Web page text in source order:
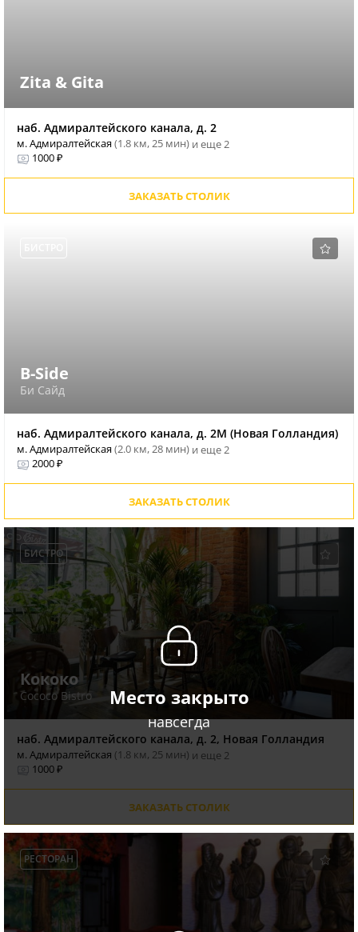
Zita & Gita
наб. Адмиралтейского канала, д. 2
м. Адмиралтейская(1.8 км, 25 мин) и еще 2
1000 ₽
ЗАКАЗАТЬ СТОЛИК
B-Side
Би Сайд
наб. Адмиралтейского канала, д. 2М (Новая Голландия)
м. Адмиралтейская(2.0 км, 28 мин) и еще 2
2000 ₽
ЗАКАЗАТЬ СТОЛИК
Место закрыто
навсегда
БИСТРО
Кококо
Cococo Bistro
наб. Адмиралтейского канала, д. 2, Новая Голландия
м. Адмиралтейская (1.8 км, 25 мин) и еще 2
1000 ₽
ЗАКАЗАТЬ СТОЛИК
РЕСТОРАН